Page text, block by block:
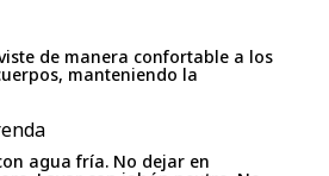
de manera confortable a los
manteniendo la
agua fría. No dejar en